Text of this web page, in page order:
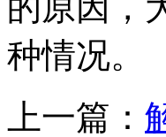
种情况。
上一篇：